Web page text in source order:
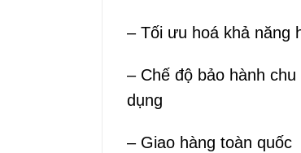
– Tối ưu hoá khả năng
– Chế độ bảo hành
dụng
– Giao hàng toàn quốc